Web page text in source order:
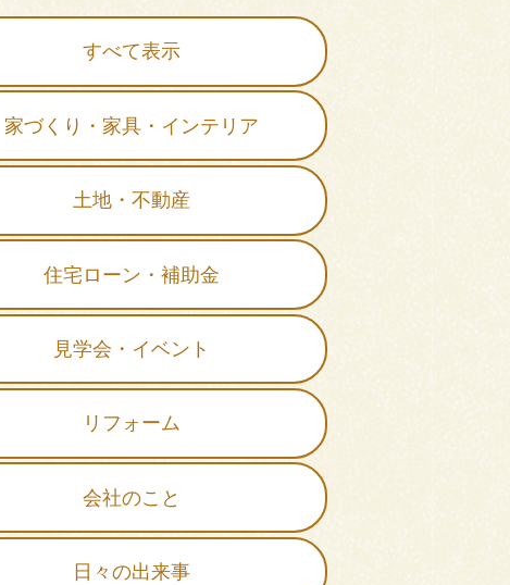
すべて表示
家づくり・家具・インテリア
土地・不動産
住宅ローン・補助金
見学会・イベント
リフォーム
会社のこと
日々の出来事